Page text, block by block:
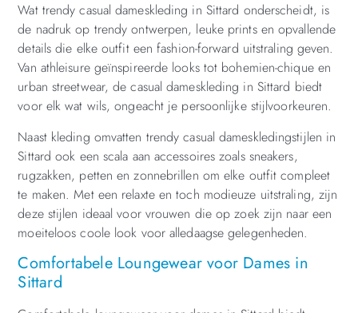
Wat trendy casual dameskleding in Sittard onderscheidt, is
de nadruk op trendy ontwerpen, leuke prints en opvallende
details die elke outfit een fashion-forward uitstraling geven.
Van athleisure geïnspireerde looks tot bohemien-chique en
urban streetwear, de casual dameskleding in Sittard biedt
voor elk wat wils, ongeacht je persoonlijke stijlvoorkeuren.
Naast kleding omvatten trendy casual dameskledingstijlen in
Sittard ook een scala aan accessoires zoals sneakers,
rugzakken, petten en zonnebrillen om elke outfit compleet
te maken. Met een relaxte en toch modieuze uitstraling, zijn
deze stijlen ideaal voor vrouwen die op zoek zijn naar een
moeiteloos coole look voor alledaagse gelegenheden.
Comfortabele Loungewear voor Dames in
Sittard